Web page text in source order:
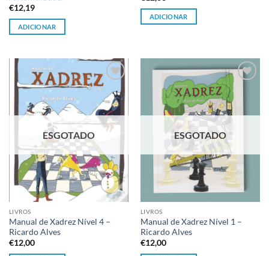
€12,19
ADICIONAR
ADICIONAR
Adicionar
à lista de
desejos
ESGOTADO
LIVROS
Manual de Xadrez Nível 4 –
Ricardo Alves
€12,00
Adicionar
à lista de
desejos
ESGOTADO
LIVROS
Manual de Xadrez Nível 1 –
Ricardo Alves
€12,00